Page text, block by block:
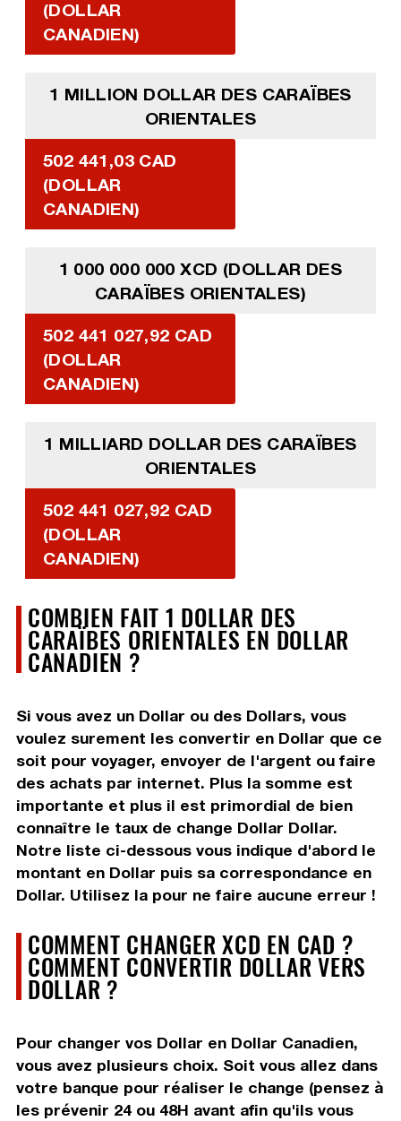
(DOLLAR
CANADIEN)
1 MILLION DOLLAR DES CARAÏBES
ORIENTALES
502 441,03 CAD
(DOLLAR
CANADIEN)
1 000 000 000 XCD (DOLLAR DES
CARAÏBES ORIENTALES)
502 441 027,92 CAD
(DOLLAR
CANADIEN)
1 MILLIARD DOLLAR DES CARAÏBES
ORIENTALES
502 441 027,92 CAD
(DOLLAR
CANADIEN)
COMBIEN FAIT 1 DOLLAR DES
CARAÏBES ORIENTALES EN DOLLAR
CANADIEN ?
Si vous avez un Dollar ou des Dollars, vous
voulez surement les convertir en Dollar que ce
soit pour voyager, envoyer de l'argent ou faire
des achats par internet. Plus la somme est
importante et plus il est primordial de bien
connaître le taux de change Dollar Dollar.
Notre liste ci-dessous vous indique d'abord le
montant en Dollar puis sa correspondance en
Dollar. Utilisez la pour ne faire aucune erreur !
COMMENT CHANGER XCD EN CAD ?
COMMENT CONVERTIR DOLLAR VERS
DOLLAR ?
Pour changer vos Dollar en Dollar Canadien,
vous avez plusieurs choix. Soit vous allez dans
votre banque pour réaliser le change (pensez à
les prévenir 24 ou 48H avant afin qu'ils vous